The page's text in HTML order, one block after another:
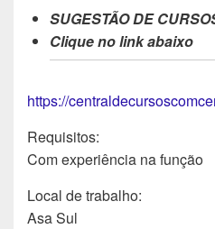
SUGESTÃO DE
Clique no link abaixo
https://
Requisitos:
Com experiência na função
Local de trabalho:
Asa Sul